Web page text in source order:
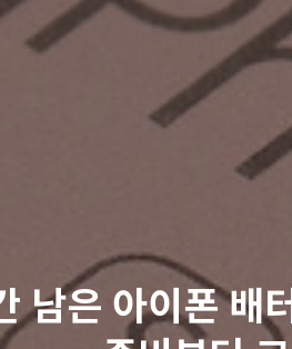
남은 아이폰 배